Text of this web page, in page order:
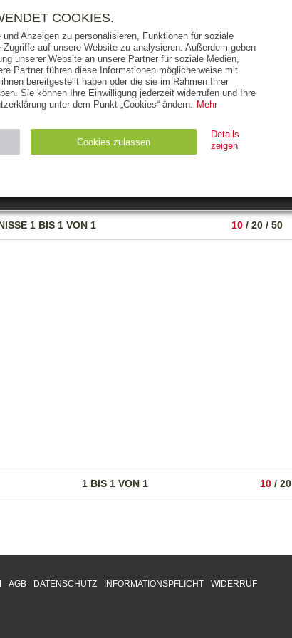
AUS DER REIHE ZUM THEMA
1 BIS 1 VON 1 10 / 20 / 50
1 BIS 1 VON 1 10 / 20
BOOKS
VERLAG
HANDEL FÜR UNTERNEHMEN
AGB DATENSCHUTZ INFORMATIONSPFLICHT WIDERRUF
COOKIES.
Anzeigen zu personalisieren, Funktionen für soziale
auf unsere Website zu analysieren. Außerdem geben
unserer Website an unsere Partner für soziale Medien,
Partner führen diese Informationen möglicherweise mit
bereitgestellt haben oder die sie im Rahmen Ihrer
Sie können Ihre Einwilligung jederzeit widerrufen und Ihre
unter dem Punkt „Cookies“ ändern. Mehr
Cookies zulassen
Details
zeigen
Ablauf
Typ
der Benutzer-Session verwendet HTTP